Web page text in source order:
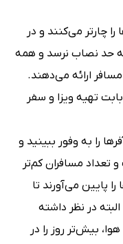
چارتر می‌کنند و در
حد نصاب نرسد و همه
ارائه می‌دهند.
تهیه ویزا و سفر
را به وفور ببینید و
مسافران کم‌تر
پایین می‌آورند تا
در نظر داشته
بیش‌تر روز را در